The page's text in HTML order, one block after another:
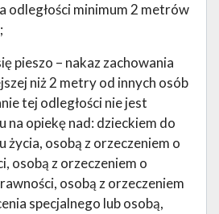
odległości minimum 2 metrów
pieszo – nakaz zachowania
niż 2 metry od innych osób
tej odległości nie jest
na opiekę nad: dzieckiem do
życia, osobą z orzeczeniem o
osobą z orzeczeniem o
osobą z orzeczeniem
specjalnego lub osobą,